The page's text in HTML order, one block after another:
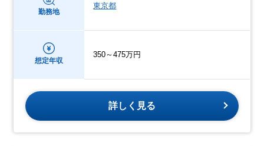
勤務地
東京都
想定年収
350～475万円
詳しく見る